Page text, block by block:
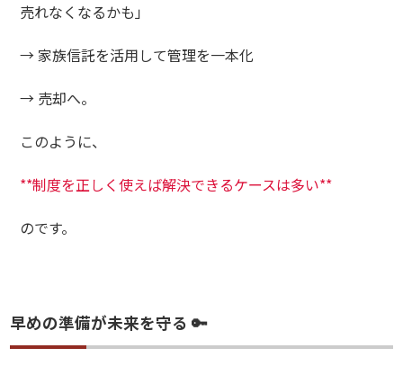
売れなくなるかも」
→ 家族信託を活用して管理を一本化
→ 売却へ。
このように、
**制度を正しく使えば解決できるケースは多い**
のです。
早めの準備が未来を守る 🔑